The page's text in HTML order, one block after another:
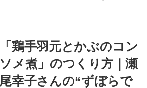
「鶏手羽元とかぶのコン
ソメ煮」のつくり方｜瀬
尾幸子さんの“ずぼらで